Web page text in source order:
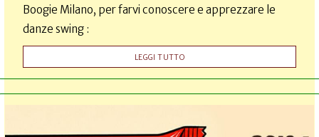
Boogie Milano, per farvi conoscere e apprezzare le
danze swing :
LEGGI TUTTO